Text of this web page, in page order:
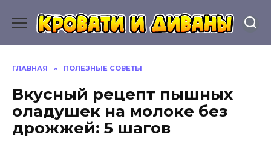
содержанию
ГЛАВНАЯ » ПОЛЕЗНЫЕ СОВЕТЫ
Вкусный рецепт пышных
оладушек на молоке без
дрожжей: 5 шагов